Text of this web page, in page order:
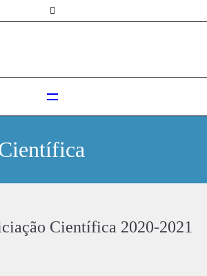
Científica 2020-2021